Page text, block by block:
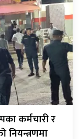
कर्मचारी र
नियन्त्रणमा